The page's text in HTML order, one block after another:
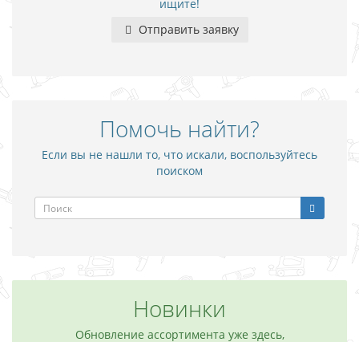
ищите!
Отправить заявку
Помочь найти?
Если вы не нашли то, что искали, воспользуйтесь
поиском
Новинки
Обновление ассортимента уже здесь,